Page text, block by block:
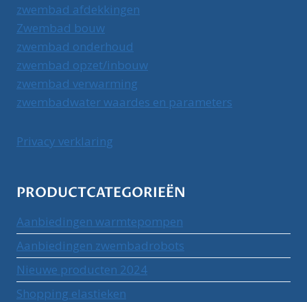
zwembad afdekkingen
Zwembad bouw
zwembad onderhoud
zwembad opzet/inbouw
zwembad verwarming
zwembadwater waardes en parameters
Privacy verklaring
PRODUCTCATEGORIEËN
Aanbiedingen warmtepompen
Aanbiedingen zwembadrobots
Nieuwe producten 2024
Shopping elastieken